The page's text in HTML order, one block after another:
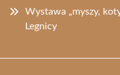
Wystawa „myszy,
Legnicy